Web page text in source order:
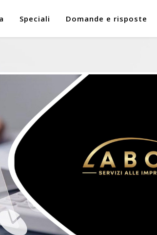
Speciali Domande e risposte